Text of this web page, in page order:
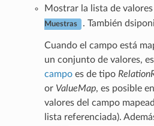
Mostrar la lista de valores
Muestras . También
Cuando el campo está
un conjunto de valores,
campoes de tipo
or ValueMap, es posible
valores del campo
lista referenciada).